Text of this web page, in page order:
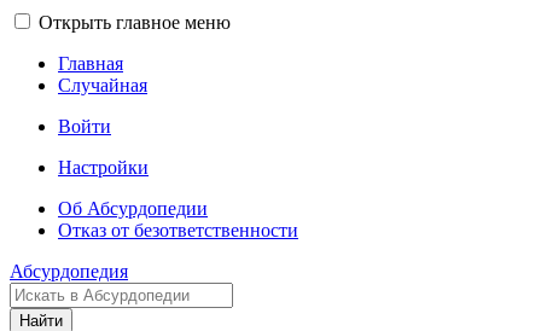
Открыть главное меню
Главная
Случайная
Войти
Настройки
Об Абсурдопедии
Отказ от безответственности
Абсурдопедия
Найти